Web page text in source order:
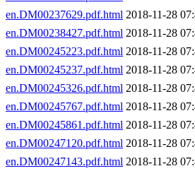
en.DM00237629.pdf.html 2018-11-28
en.DM00238427.pdf.html 2018-11-28
en.DM00245223.pdf.html 2018-11-28
en.DM00245237.pdf.html 2018-11-28
en.DM00245326.pdf.html 2018-11-28
en.DM00245767.pdf.html 2018-11-28
en.DM00245861.pdf.html 2018-11-28
en.DM00247120.pdf.html 2018-11-28
en.DM00247143.pdf.html 2018-11-28